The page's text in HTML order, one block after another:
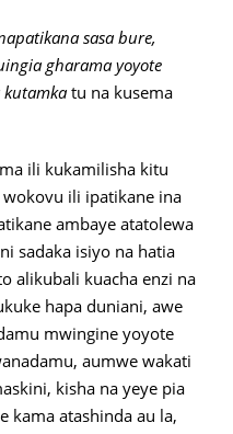
sasa bure,
gharama yoyote
tu na kusema
ili kukamilisha kitu
wokovu ili ipatikane ina
ambaye atatolewa
sadaka isiyo na hatia
alikubali kuacha enzi na
hapa duniani, awe
mwingine yoyote
aumwe wakati
kisha na yeye pia
kama atashinda au la,